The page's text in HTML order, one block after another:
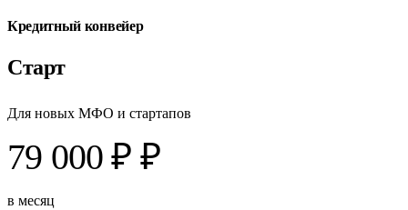
Кредитный конвейер
Старт
Для новых МФО и стартапов
79 000 ₽ ₽
в месяц